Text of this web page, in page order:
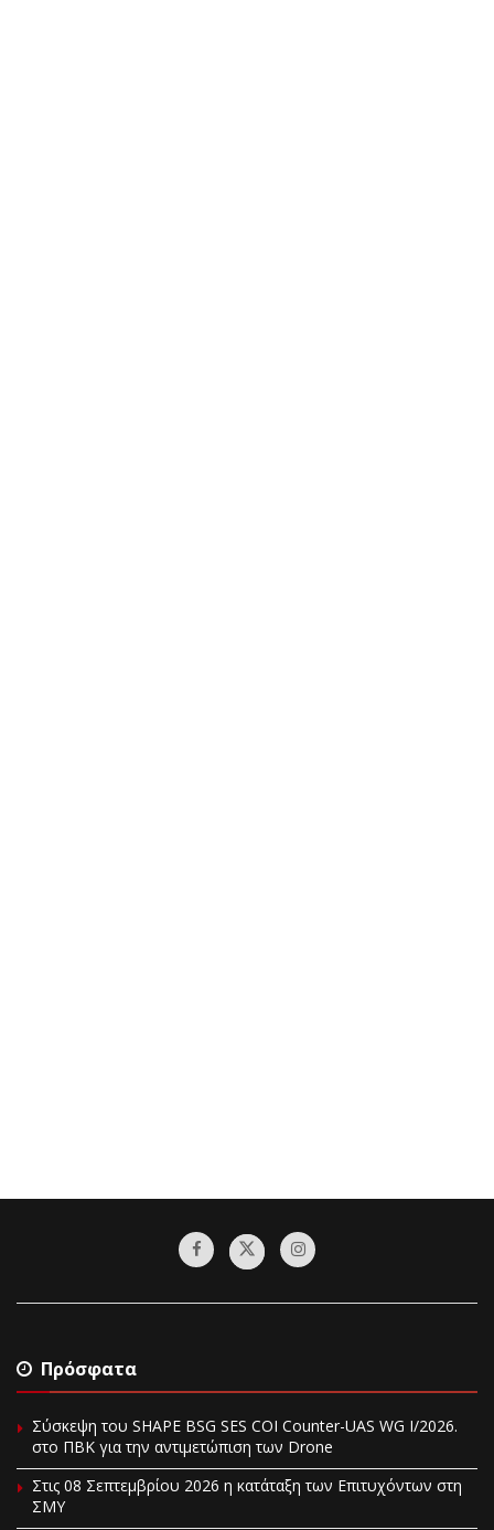
Πρόσφατα
Σύσκεψη του SHAPE BSG SES COI Counter-UAS WG I/2026.
στο ΠΒΚ για την αντιμετώπιση των Drone
Στις 08 Σεπτεμβρίου 2026 η κατάταξη των Επιτυχόντων στη
ΣΜΥ